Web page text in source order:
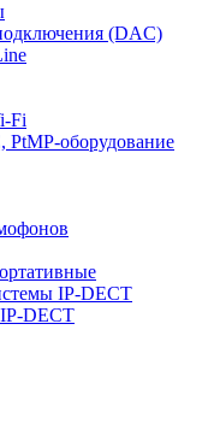
(DAC)
Fi
PtMP-оборудование
IP-DECT
DECT